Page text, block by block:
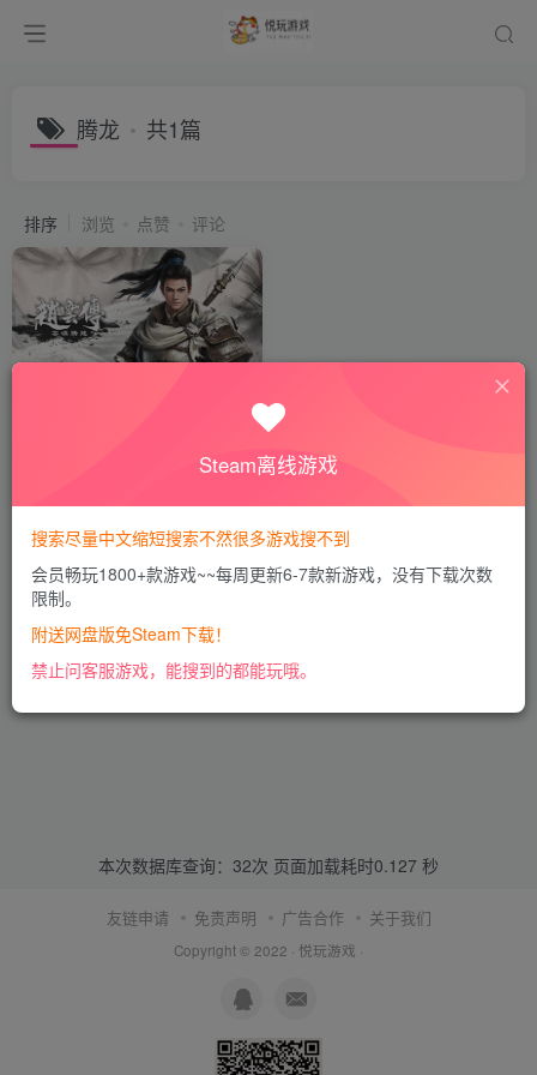
腾龙 共1篇
排序 浏览 点赞 评论
本次数据库查询：32次 页面加载耗时0.127 秒
友链申请 免责声明 广告合作 关于我们
Copyright © 2022 · 悦玩游戏 ·
Steam离线游戏
搜索尽量中文缩短搜索不然很多游戏搜不到
会员畅玩1800+款游戏~~每周更新6-7款新游戏，没有下载次数
限制。
附送网盘版免Steam下载！
禁止问客服游戏，能搜到的都能玩哦。